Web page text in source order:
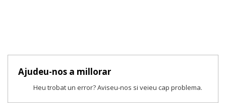
Ajudeu-nos a millorar
Heu trobat un error? Aviseu-nos si veieu cap problema.